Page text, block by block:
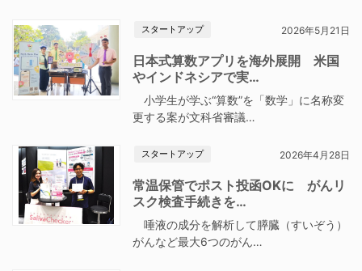
スタートアップ 2026年5月21日
日本式算数アプリを海外展開 米国
やインドネシアで実…
小学生が学ぶ“算数”を「数学」に名称変
更する案が文科省審議…
スタートアップ 2026年4月28日
常温保管でポスト投函OKに がんリ
スク検査手続きを…
唾液の成分を解析して膵臓（すいぞう）
がんなど最大6つのがん…